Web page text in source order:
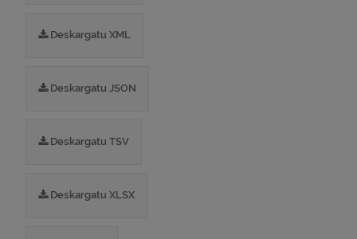
Deskargatu XML
Deskargatu JSON
Deskargatu TSV
Deskargatu XLSX